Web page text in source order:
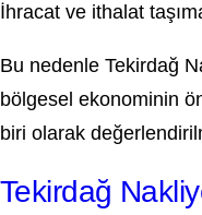
İhracat ve ithalat
Bu nedenle Tekirdağ
bölgesel ekonominin
biri olarak
Tekirdağ